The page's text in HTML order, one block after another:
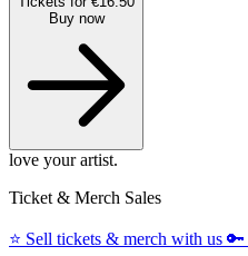
Buy now
love your artist.
Ticket & Merch Sales
⭐️ Sell tickets & merch with us 🔑